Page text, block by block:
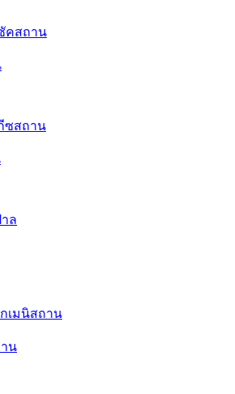
น